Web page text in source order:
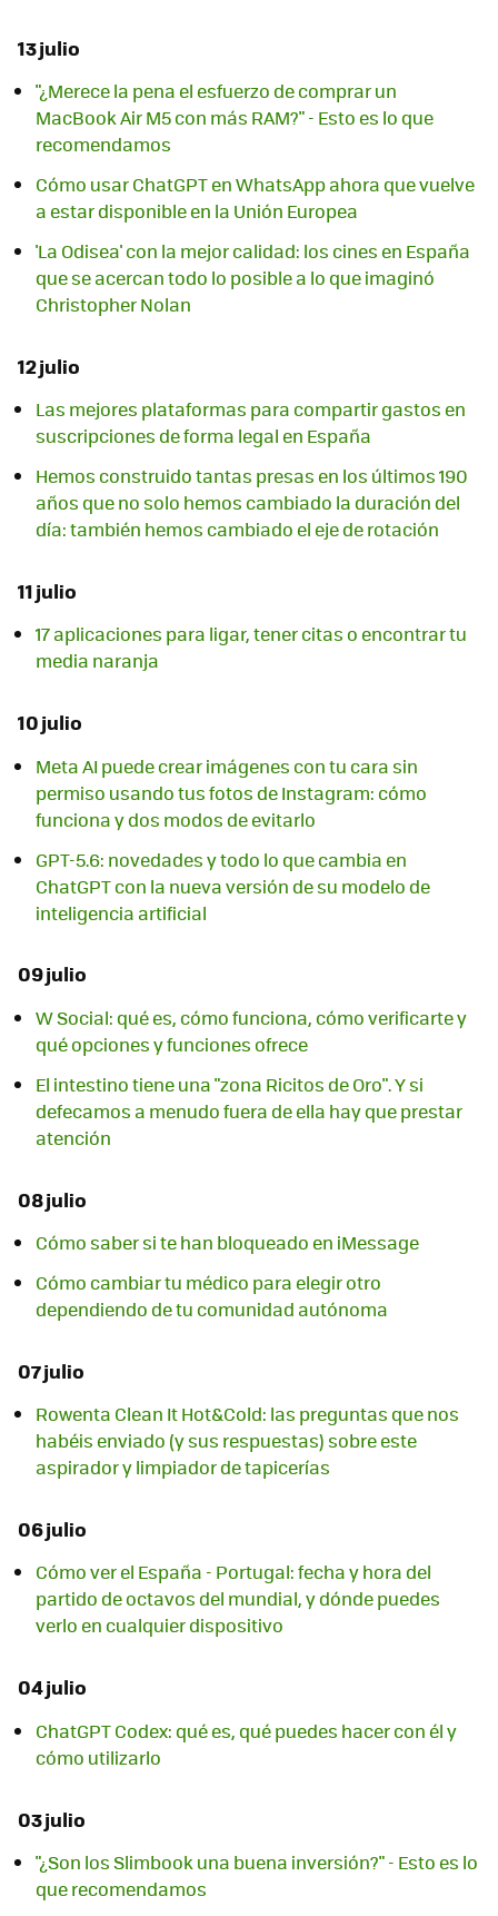
13 julio
"¿Merece la pena el esfuerzo de comprar un
MacBook Air M5 con más RAM?" - Esto es lo que
recomendamos
Cómo usar ChatGPT en WhatsApp ahora que vuelve
a estar disponible en la Unión Europea
'La Odisea' con la mejor calidad: los cines en España
que se acercan todo lo posible a lo que imaginó
Christopher Nolan
12 julio
Las mejores plataformas para compartir gastos en
suscripciones de forma legal en España
Hemos construido tantas presas en los últimos 190
años que no solo hemos cambiado la duración del
día: también hemos cambiado el eje de rotación
11 julio
17 aplicaciones para ligar, tener citas o encontrar tu
media naranja
10 julio
Meta AI puede crear imágenes con tu cara sin
permiso usando tus fotos de Instagram: cómo
funciona y dos modos de evitarlo
GPT-5.6: novedades y todo lo que cambia en
ChatGPT con la nueva versión de su modelo de
inteligencia artificial
09 julio
W Social: qué es, cómo funciona, cómo verificarte y
qué opciones y funciones ofrece
El intestino tiene una "zona Ricitos de Oro". Y si
defecamos a menudo fuera de ella hay que prestar
atención
08 julio
Cómo saber si te han bloqueado en iMessage
Cómo cambiar tu médico para elegir otro
dependiendo de tu comunidad autónoma
07 julio
Rowenta Clean It Hot&Cold: las preguntas que nos
habéis enviado (y sus respuestas) sobre este
aspirador y limpiador de tapicerías
06 julio
Cómo ver el España - Portugal: fecha y hora del
partido de octavos del mundial, y dónde puedes
verlo en cualquier dispositivo
04 julio
ChatGPT Codex: qué es, qué puedes hacer con él y
cómo utilizarlo
03 julio
"¿Son los Slimbook una buena inversión?" - Esto es lo
que recomendamos